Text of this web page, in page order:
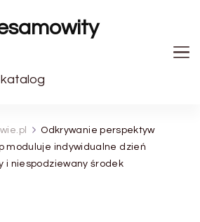
Odkrywanie perspektyw
moduluje indywidualne dzień
i niespodziewany środek